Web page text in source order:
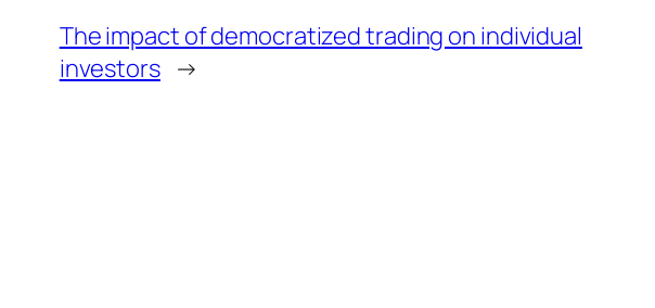
The impact of democratized trading on individual
investors →